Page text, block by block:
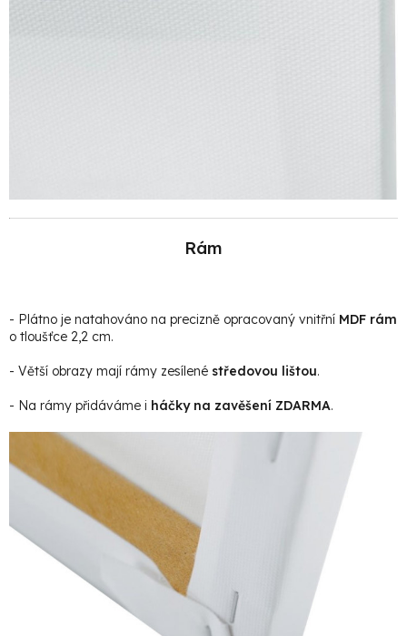
Rám
- Plátno je natahováno na precizně opracovaný vnitřní MDF rám
o tloušťce 2,2 cm.
- Větší obrazy mají rámy zesílené středovou lištou.
- Na rámy přidáváme i háčky na zavěšení ZDARMA.